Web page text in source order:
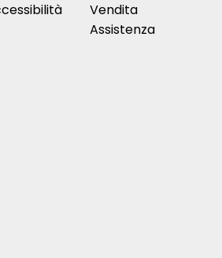
Vendita
Assistenza